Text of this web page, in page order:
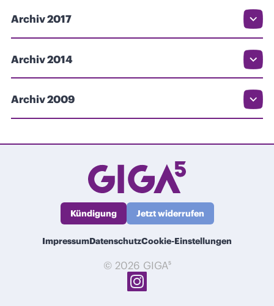
Archiv 2017
Archiv 2014
Archiv 2009
Kündigung Jetzt widerrufen
ImpressumDatenschutzCookie-Einstellungen
© 2026 GIGA⁵